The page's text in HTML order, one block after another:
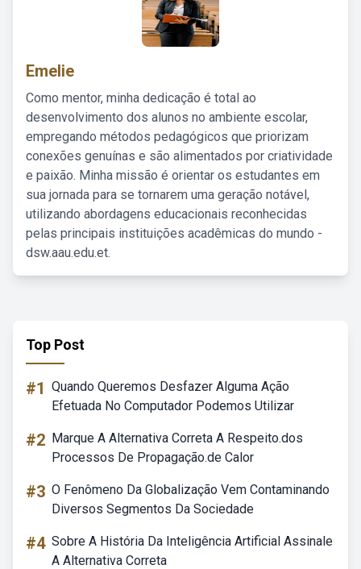
Emelie
Como mentor, minha dedicação é total ao
desenvolvimento dos alunos no ambiente escolar,
empregando métodos pedagógicos que priorizam
conexões genuínas e são alimentados por criatividade
e paixão. Minha missão é orientar os estudantes em
sua jornada para se tornarem uma geração notável,
utilizando abordagens educacionais reconhecidas
pelas principais instituições acadêmicas do mundo -
dsw.aau.edu.et.
Top Post
#1 Quando Queremos Desfazer Alguma Ação
Efetuada No Computador Podemos Utilizar
#2 Marque A Alternativa Correta A Respeito.dos
Processos De Propagação.de Calor
#3 O Fenômeno Da Globalização Vem Contaminando
Diversos Segmentos Da Sociedade
#4 Sobre A História Da Inteligência Artificial Assinale
A Alternativa Correta